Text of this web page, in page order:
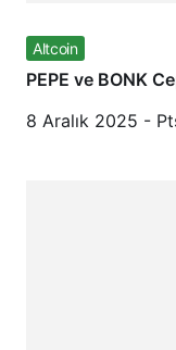
Altcoin
PEPE ve BONK
8 Aralık 2025 -